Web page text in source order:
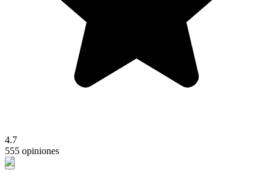
4.7
555 opiniones